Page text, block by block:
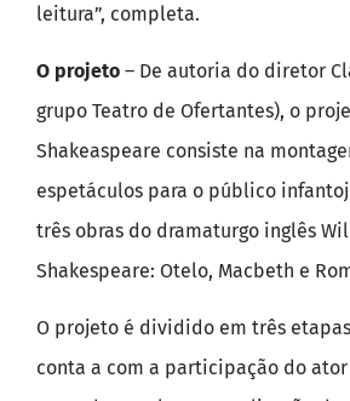
leitura”, completa.
O projeto – De autoria do diretor
grupo Teatro de Ofertantes), o
Shakeaspeare consiste na
espetáculos para o público
três obras do dramaturgo inglês
Shakespeare: Otelo, Macbeth e
O projeto é dividido em três
conta a com a participação do ator